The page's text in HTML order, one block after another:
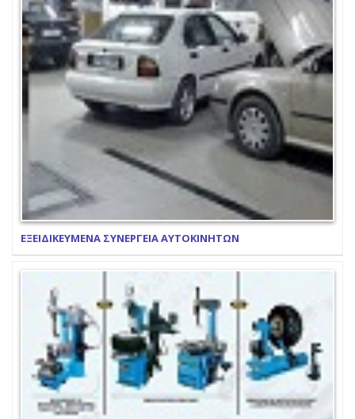
ΕΞΕΙΔΙΚΕΥΜΕΝΑ ΣΥΝΕΡΓΕΙΑ ΑΥΤΟΚΙΝΗΤΩΝ